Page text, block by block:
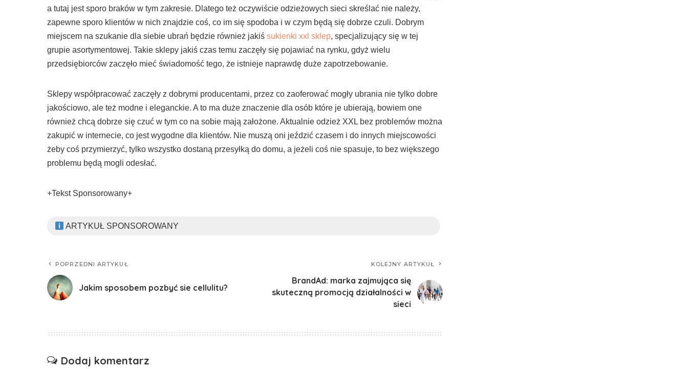
a tutaj jest sporo braków w tym zakresie. Dlatego też oczywiście odzieżowych sieci skreślać nie należy,
zapewne sporo klientów w nich znajdzie coś, co im się spodoba i w czym będą się dobrze czuli. Dobrym
miejscem na szukanie dla siebie ubrań będzie również jakiś sukienki xxl sklep, specjalizujący się w tej
grupie asortymentowej. Takie sklepy jakiś czas temu zaczęły się pojawiać na rynku, gdyż wielu
przedsiębiorców zaczęło mieć świadomość tego, że istnieje naprawdę duże zapotrzebowanie.
Sklepy współpracować zaczęły z dobrymi producentami, przez co zaoferować mogły ubrania nie tylko dobre
jakościowo, ale też modne i eleganckie. A to ma duże znaczenie dla osób które je ubierają, bowiem one
również chcą dobrze się czuć w tym co na sobie mają założone. Aktualnie odzież XXL bez problemów można
zakupić w internecie, co jest wygodne dla klientów. Nie muszą oni jeździć czasem i do innych miejscowości
żeby coś przymierzyć, tylko wszystko dostaną przesyłką do domu, a jeżeli coś nie spasuje, to bez większego
problemu będą mogli odesłać.
+Tekst Sponsorowany+
ARTYKUŁ SPONSOROWANY
POPRZEDNI ARTYKUŁ
Jakim sposobem pozbyć sie cellulitu?
KOLEJNY ARTYKUŁ
BrandAd: marka zajmująca się
skuteczną promocją działalności w
sieci
Dodaj komentarz